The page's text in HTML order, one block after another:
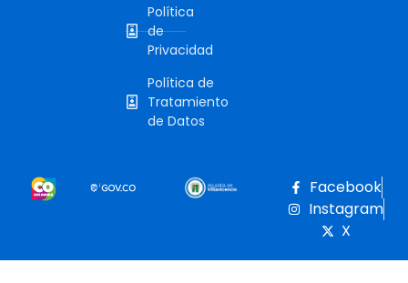
Política
de
Privacidad
Política de
Tratamiento
de Datos
Facebook
Instagram
X